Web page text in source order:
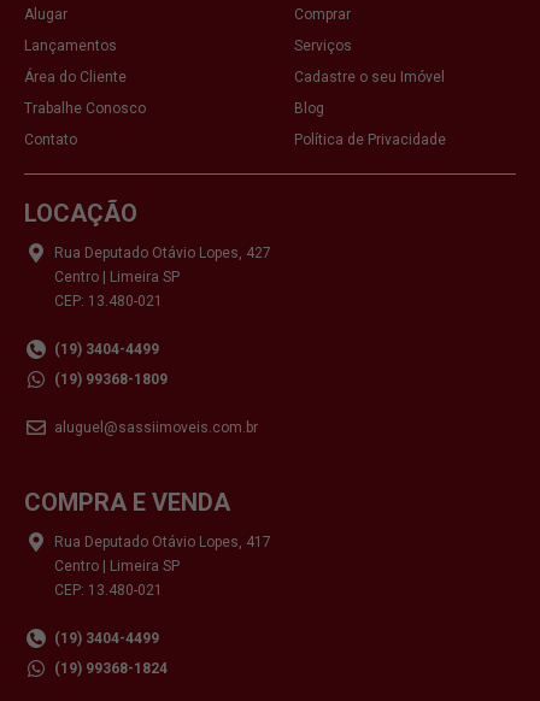
Alugar
Comprar
Lançamentos
Serviços
Área do Cliente
Cadastre o seu Imóvel
Trabalhe Conosco
Blog
Contato
Política de Privacidade
LOCAÇÃO
Rua Deputado Otávio Lopes, 427
Centro | Limeira SP
CEP: 13.480-021
(19) 3404-4499
(19) 99368-1809
aluguel@sassiimoveis.com.br
COMPRA E VENDA
Rua Deputado Otávio Lopes, 417
Centro | Limeira SP
CEP: 13.480-021
(19) 3404-4499
(19) 99368-1824